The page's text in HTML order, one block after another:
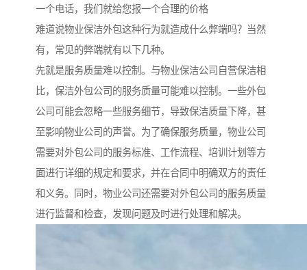
一个电话，我们就给您报一个合理的价格
难道说物业保洁外包这种行为就造成什么弊端吗？当然
有，常见的弊端就有以下几种。
先就是服务质量难以控制。与物业保洁公司自营保洁相
比，保洁外包公司的服务质量可能难以控制。一些外包
公司可能会忽略一些服务细节，导致保洁质量下降，甚
至影响物业公司的声誉。为了确保服务质量，物业公司
需要对外包公司的服务标准、工作流程、培训计划等方
面进行详细的规定和要求，并在合同中明确双方的责任
和义务。同时，物业公司还需要对外包公司的服务质量
进行监督和检查，发现问题及时进行处理和解决。